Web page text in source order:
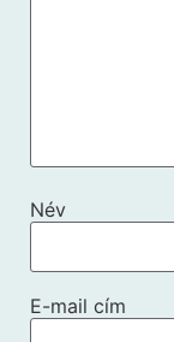
Név
E-mail cím